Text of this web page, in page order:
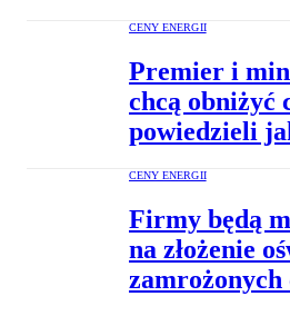
CENY ENERGII
Premier i
chcą obniżyć
powiedzieli
CENY ENERGII
Firmy będą
na złożenie
zamrożonych